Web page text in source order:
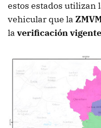
estos estados utilizan
vehicular que la
la verificación vigente